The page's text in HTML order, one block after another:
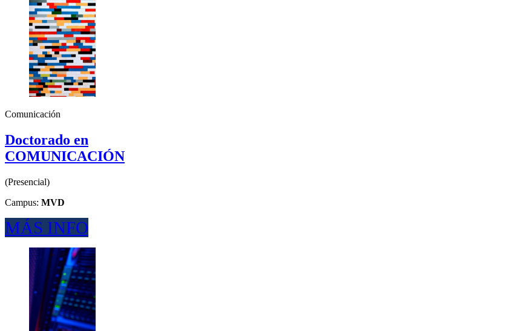
Comunicación
Doctorado en
COMUNICACIÓN
(Presencial)
Campus: MVD
MÁS INFO